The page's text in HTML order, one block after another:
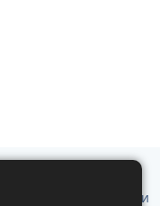
Политика обработки